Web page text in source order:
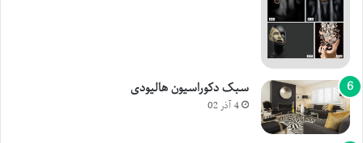
سبک دکوراسیون هالیودی
4 آذر 02